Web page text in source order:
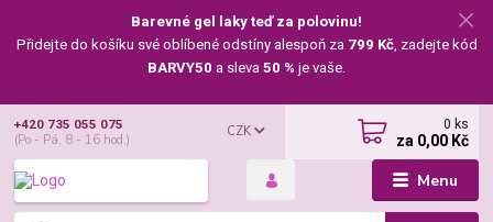
Barevné gel laky teď za polovinu!
Přidejte do košíku své oblíbené odstíny alespoň za 799 Kč, zadejte kód
BARVY50 a sleva 50 % je vaše.
Menu
CZK
+420 735 055 075
(Po - Pá, 8 - 16 hod.)
0 ks
za 0,00 Kč